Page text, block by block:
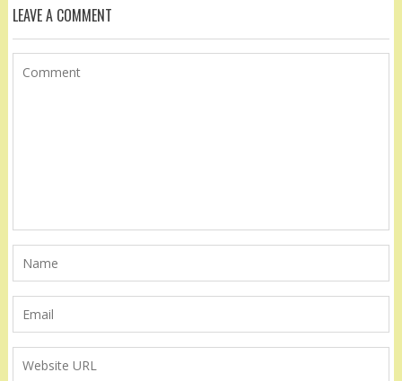
LEAVE A COMMENT